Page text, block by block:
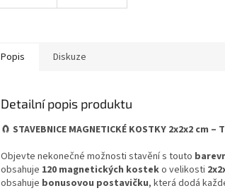
Popis Diskuze
Detailní popis produktu
🧲 STAVEBNICE MAGNETICKÉ KOSTKY 2x2x2 cm –
Objevte nekonečné možnosti stavění s touto
obsahuje 120 magnetických kosteko velikosti
obsahuje bonusovou postavičku, která dodá